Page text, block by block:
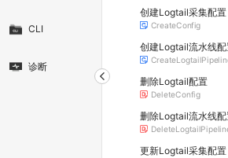
CLI
诊断
创建Logtail采集配置
CreateConfig
创建Logtail流水线
删除Logtail配置
DeleteConfig
删除Logtail流水线
更新Logtail采集配置